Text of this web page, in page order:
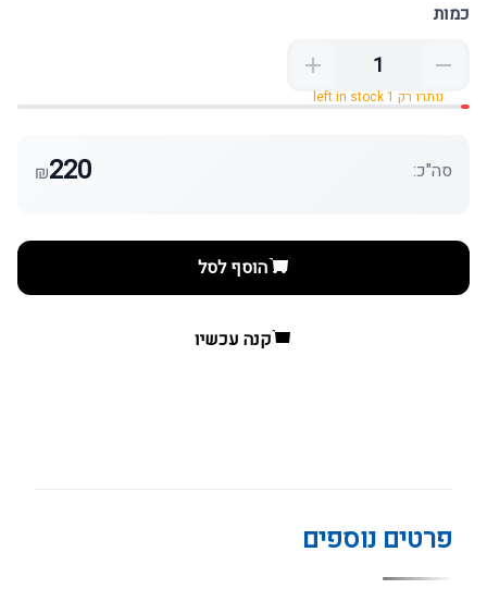
כמות
נותרו רק 1 left in stock
סה"כ: 220
₪
הוסף לסל
קנה עכשיו
פרטים נוספים